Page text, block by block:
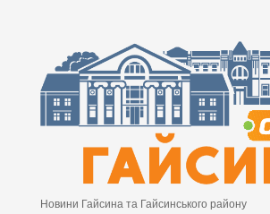
Новини Гайсина та Гайсинського району